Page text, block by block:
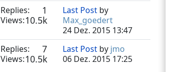
Replies: 1
Views:10.5k
Last Post by
Max_goedert
24 Dez. 2015 13:47
Replies: 7
Views:10.5k
Last Post by jmo
06 Dez. 2015 17:25